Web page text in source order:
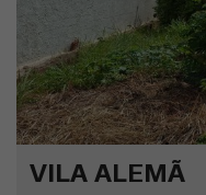
VILA ALEMÃ